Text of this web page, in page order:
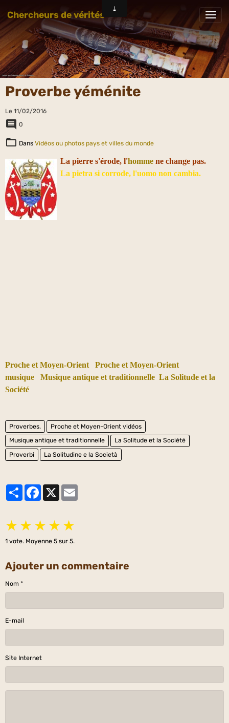
Chercheurs de vérités
Proverbe yéménite
Le 11/02/2016
0
Dans Vidéos ou photos pays et villes du monde
La pierre s'érode, l'homme ne change pas.
La pietra si corrode, l'uomo non cambia.
Proche et Moyen-Orient
Proche et Moyen-Orient
musique
Musique antique et traditionnelle La Solitude et la
Société
Proverbes.
Proche et Moyen-Orient vidéos
Musique antique et traditionnelle
La Solitude et la Société
Proverbi
La Solitudine e la Società
PartagerFacebook
★ ★ ★ ★ ★
1 vote. Moyenne 5 sur 5.
Ajouter un commentaire
Nom
E-mail
Site Internet